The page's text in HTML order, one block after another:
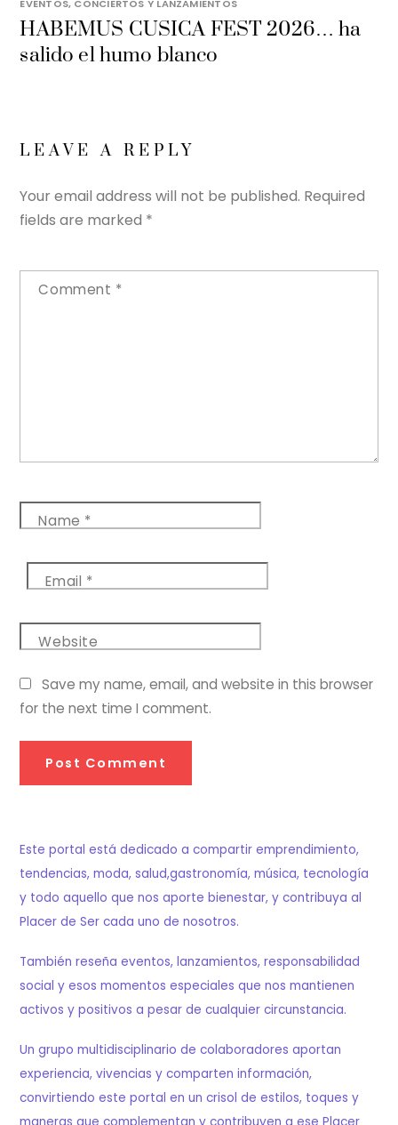
EVENTOS, CONCIERTOS Y LANZAMIENTOS
HABEMUS CUSICA FEST 2026… ha
salido el humo blanco
LEAVE A REPLY
Your email address will not be published. Required
fields are marked *
Comment *
Name *
Email *
Website
Save my name, email, and website in this browser
for the next time I comment.
Este portal está dedicado a compartir emprendimiento,
tendencias, moda, salud,gastronomía, música, tecnología
y todo aquello que nos aporte bienestar, y contribuya al
Placer de Ser cada uno de nosotros.
También reseña eventos, lanzamientos, responsabilidad
social y esos momentos especiales que nos mantienen
activos y positivos a pesar de cualquier circunstancia.
Un grupo multidisciplinario de colaboradores aportan
experiencia, vivencias y comparten información,
convirtiendo este portal en un crisol de estilos, toques y
maneras que complementan y contribuyen a ese Placer